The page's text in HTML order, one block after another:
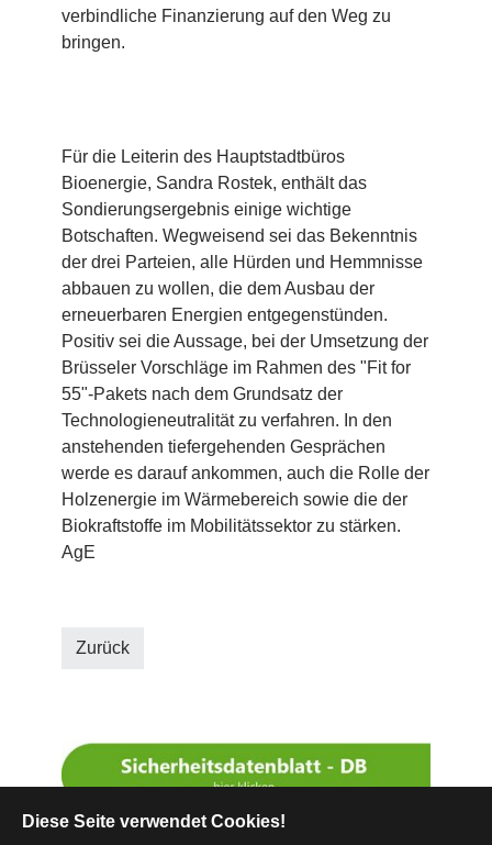
Diese Seite verwendet Cookies!
verbindliche Finanzierung auf den Weg zu
bringen.
Für die Leiterin des Hauptstadtbüros
Bioenergie, Sandra Rostek, enthält das
Sondierungsergebnis einige wichtige
Botschaften. Wegweisend sei das Bekenntnis
der drei Parteien, alle Hürden und Hemmnisse
abbauen zu wollen, die dem Ausbau der
erneuerbaren Energien entgegenstünden.
Positiv sei die Aussage, bei der Umsetzung der
Brüsseler Vorschläge im Rahmen des "Fit for
55"-Pakets nach dem Grundsatz der
Technologieneutralität zu verfahren. In den
anstehenden tiefergehenden Gesprächen
werde es darauf ankommen, auch die Rolle der
Holzenergie im Wärmebereich sowie die der
Biokraftstoffe im Mobilitätssektor zu stärken.
AgE
Zurück